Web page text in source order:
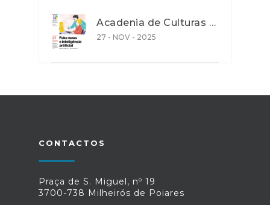
Acadenia de Culturas e Cooperação - Ação de promoção de literacia e competências digitais
27 - NOV - 2025
CONTACTOS
Praça de S. Miguel, nº 19
3700-738 Milheirós de Poiares